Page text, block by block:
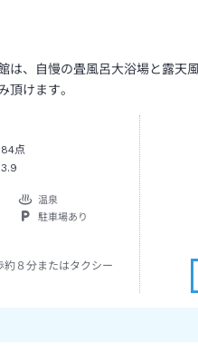
は、自慢の畳風呂大浴場と露天
頂けます。
84点
3.9
温泉
駐車場あり
８分またはタクシー